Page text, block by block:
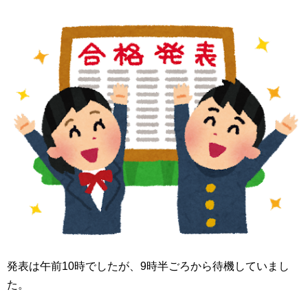
発表は午前10時でしたが、9時半ごろから待機していまし
た。